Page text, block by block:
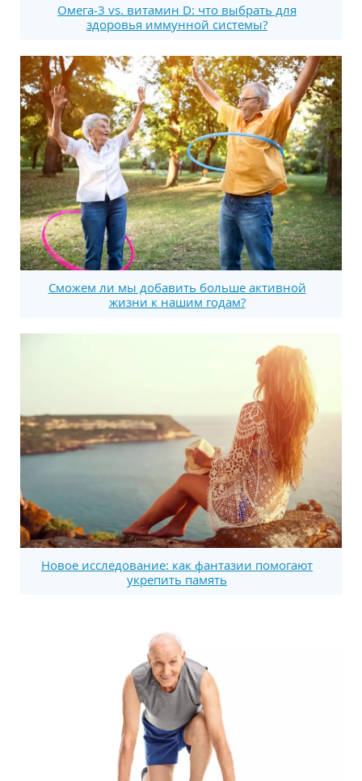
Омега-3 vs. витамин D: что выбрать для
здоровья иммунной системы?
Сможем ли мы добавить больше активной
жизни к нашим годам?
Новое исследование: как фантазии помогают
укрепить память